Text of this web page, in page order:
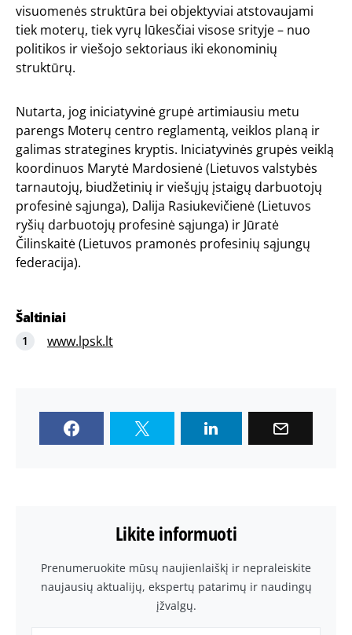
visuomenės struktūra bei objektyviai atstovaujami
tiek moterų, tiek vyrų lūkesčiai visose srityje – nuo
politikos ir viešojo sektoriaus iki ekonominių
struktūrų.
Nutarta, jog iniciatyvinė grupė artimiausiu metu
parengs Moterų centro reglamentą, veiklos planą ir
galimas strategines kryptis. Iniciatyvinės grupės veiklą
koordinuos Marytė Mardosienė (Lietuvos valstybės
tarnautojų, biudžetinių ir viešųjų įstaigų darbuotojų
profesinė sąjunga), Dalija Rasiukevičienė (Lietuvos
ryšių darbuotojų profesinė sąjunga) ir Jūratė
Čilinskaitė (Lietuvos pramonės profesinių sąjungų
federacija).
Šaltiniai
www.lpsk.lt
Likite informuoti
Prenumeruokite mūsų naujienlaiškį ir nepraleiskite
naujausių aktualijų, ekspertų patarimų ir naudingų
įžvalgų.